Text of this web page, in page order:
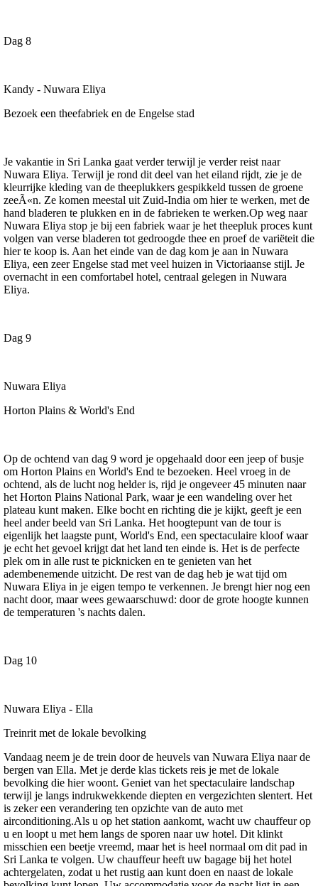
Dag 8
Kandy - Nuwara Eliya
Bezoek een theefabriek en de Engelse stad
Je vakantie in Sri Lanka gaat verder terwijl je verder reist naar
Nuwara Eliya. Terwijl je rond dit deel van het eiland rijdt, zie je de
kleurrijke kleding van de theeplukkers gespikkeld tussen de groene
zeeÃ«n. Ze komen meestal uit Zuid-India om hier te werken, met de
hand bladeren te plukken en in de fabrieken te werken.Op weg naar
Nuwara Eliya stop je bij een fabriek waar je het theepluk proces kunt
volgen van verse bladeren tot gedroogde thee en proef de variëteit die
hier te koop is. Aan het einde van de dag kom je aan in Nuwara
Eliya, een zeer Engelse stad met veel huizen in Victoriaanse stijl. Je
overnacht in een comfortabel hotel, centraal gelegen in Nuwara
Eliya.
Dag 9
Nuwara Eliya
Horton Plains & World's End
Op de ochtend van dag 9 word je opgehaald door een jeep of busje
om Horton Plains en World's End te bezoeken. Heel vroeg in de
ochtend, als de lucht nog helder is, rijd je ongeveer 45 minuten naar
het Horton Plains National Park, waar je een wandeling over het
plateau kunt maken. Elke bocht en richting die je kijkt, geeft je een
heel ander beeld van Sri Lanka. Het hoogtepunt van de tour is
eigenlijk het laagste punt, World's End, een spectaculaire kloof waar
je echt het gevoel krijgt dat het land ten einde is. Het is de perfecte
plek om in alle rust te picknicken en te genieten van het
adembenemende uitzicht. De rest van de dag heb je wat tijd om
Nuwara Eliya in je eigen tempo te verkennen. Je brengt hier nog een
nacht door, maar wees gewaarschuwd: door de grote hoogte kunnen
de temperaturen 's nachts dalen.
Dag 10
Nuwara Eliya - Ella
Treinrit met de lokale bevolking
Vandaag neem je de trein door de heuvels van Nuwara Eliya naar de
bergen van Ella. Met je derde klas tickets reis je met de lokale
bevolking die hier woont. Geniet van het spectaculaire landschap
terwijl je langs indrukwekkende diepten en vergezichten slentert. Het
is zeker een verandering ten opzichte van de auto met
airconditioning.Als u op het station aankomt, wacht uw chauffeur op
u en loopt u met hem langs de sporen naar uw hotel. Dit klinkt
misschien een beetje vreemd, maar het is heel normaal om dit pad in
Sri Lanka te volgen. Uw chauffeur heeft uw bagage bij het hotel
achtergelaten, zodat u het rustig aan kunt doen en naast de lokale